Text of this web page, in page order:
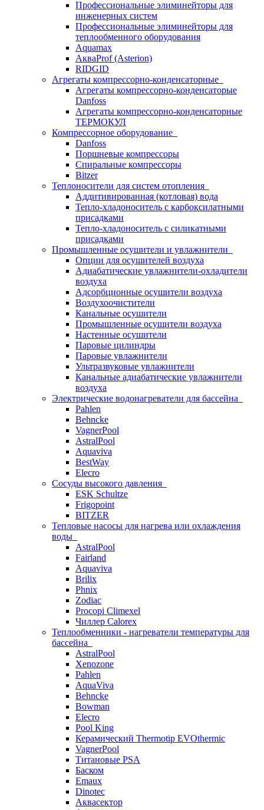
Профессиональные элиминейторы для
инженерных систем
Профессиональные элиминейторы для
теплообменного оборудования
Aquamax
АкваProf (Asterion)
RIDGID
Агрегаты компрессорно-конденсаторные
Агрегаты компрессорно-конденсаторые
Danfoss
Агрегаты компрессорно-конденсаторные
ТЕРМОКУЛ
Компрессорное оборудование
Danfoss
Поршневые компрессоры
Спиральные компрессоры
Bitzer
Теплоносители для систем отопления
Аддитивированная (котловая) вода
Тепло-хладоноситель с карбоксилатными
присадками
Тепло-хладоноситель с силикатными
присадками
Промышленные осушители и увлажнители
Опции для осушителей воздуха
Адиабатические увлажнители-охладители
воздуха
Адсорбционные осушители воздуха
Воздухоочистители
Канальные осушители
Промышленные осушители воздуха
Настенные осушители
Паровые цилиндры
Паровые увлажнители
Ультразвуковые увлажнители
Канальные адиабатические увлажнители
воздуха
Электрические водонагреватели для бассейна
Pahlen
Behncke
VagnerPool
AstralPool
Aquaviva
BestWay
Elecro
Сосуды высокого давления
ESK Schultze
Frigopoint
BITZER
Тепловые насосы для нагрева или охлаждения
воды
AstralPool
Fairland
Aquaviva
Brilix
Phnix
Zodiac
Procopi Climexel
Чиллер Calorex
Теплообменники - нагреватели температуры для
бассейна
AstralPool
Xenozone
Pahlen
AquaViva
Behncke
Bowman
Elecro
Pool King
Керамический Thermotip EVOthermic
VagnerPool
Титановые PSA
Баском
Emaux
Dinotec
Аквасектор